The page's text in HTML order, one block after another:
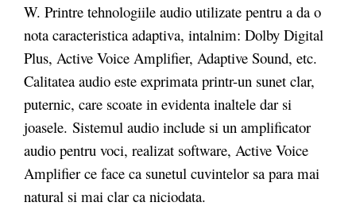
W. Printre tehnologiile audio utilizate pentru a da o
nota caracteristica adaptiva, intalnim: Dolby Digital
Plus, Active Voice Amplifier, Adaptive Sound, etc.
Calitatea audio este exprimata printr-un sunet clar,
puternic, care scoate in evidenta inaltele dar si
joasele. Sistemul audio include si un amplificator
audio pentru voci, realizat software, Active Voice
Amplifier ce face ca sunetul cuvintelor sa para mai
natural si mai clar ca niciodata.